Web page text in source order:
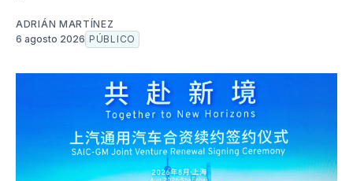
ADRIÁN MARTÍNEZ
6 agosto 2026 PÚBLICO